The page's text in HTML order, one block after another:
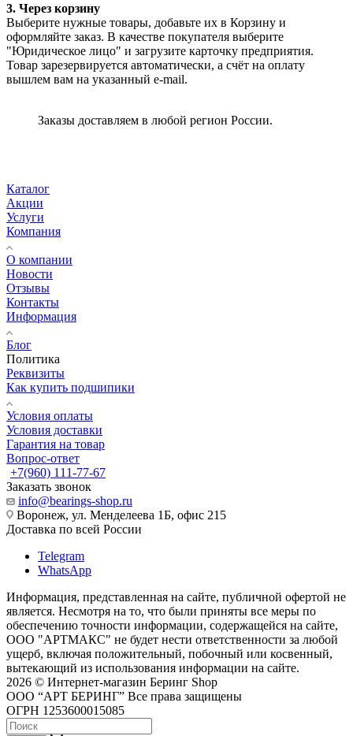
3. Через корзину
Выберите нужные товары, добавьте их в Корзину и
оформляйте заказ. В качестве покупателя выберите
"Юридическое лицо" и загрузите карточку предприятия.
Товар зарезервируется автоматически, а счёт на оплату
вышлем вам на указанный e-mail.
Заказы доставляем в любой регион России.
Каталог
Акции
Услуги
Компания
О компании
Новости
Отзывы
Контакты
Информация
Блог
Политика
Реквизиты
Как купить подшипики
Условия оплаты
Условия доставки
Гарантия на товар
Вопрос-ответ
+7(960) 111-77-67
Заказать звонок
info@bearings-shop.ru
Воронеж, ул. Менделеева 1Б, офис 215
Доставка по всей России
Telegram
WhatsApp
Информация, представленная на сайте, публичной офертой не
является. Несмотря на то, что были приняты все меры по
обеспечению точности информации, содержащейся на сайте,
ООО "АРТМАКС" не будет нести ответственности за любой
ущерб, включая положительный, побочный или косвенный,
вытекающий из использования информации на сайте.
2026 © Интернет-магазин Беринг Shop
ООО “АРТ БЕРИНГ” Все права защищены
ОГРН 1253600015085